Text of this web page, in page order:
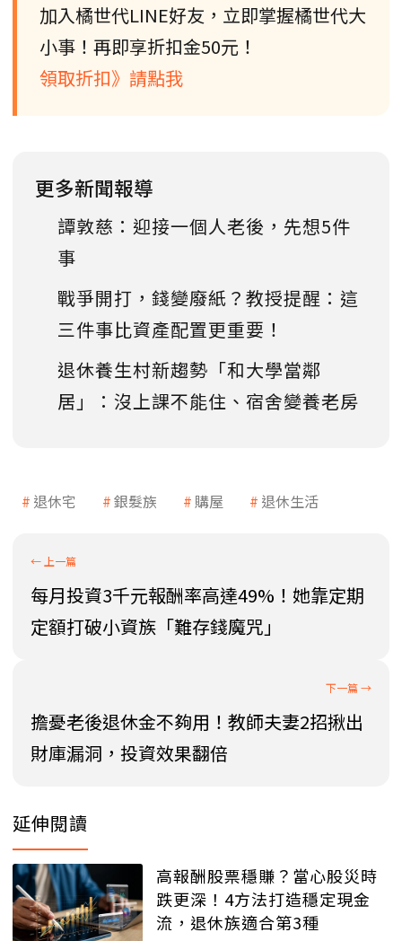
加入橘世代LINE好友，立即掌握橘世代大
小事！再即享折扣金50元！
領取折扣》請點我
更多新聞報導
譚敦慈：迎接一個人老後，先想5件
事
戰爭開打，錢變廢紙？教授提醒：這
三件事比資產配置更重要！
退休養生村新趨勢「和大學當鄰
居」：沒上課不能住、宿舍變養老房
退休宅 銀髮族 購屋 退休生活
每月投資3千元報酬率高達49%！她靠定期
定額打破小資族「難存錢魔咒」
擔憂老後退休金不夠用！教師夫妻2招揪出
財庫漏洞，投資效果翻倍
延伸閱讀
高報酬股票穩賺？當心股災時
跌更深！4方法打造穩定現金
流，退休族適合第3種